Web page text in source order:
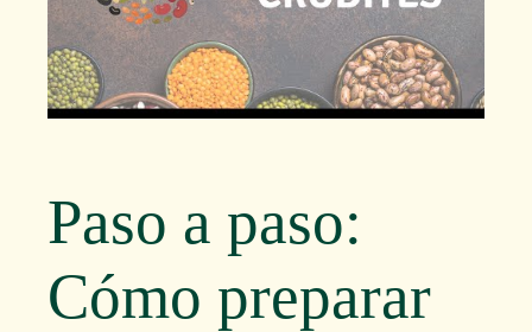
Paso a paso:
Cómo preparar